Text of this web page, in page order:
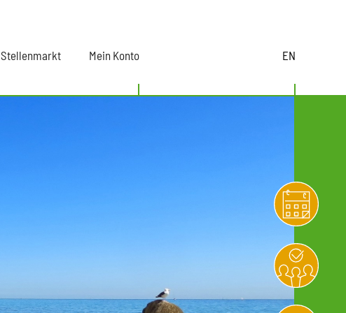
Stellenmarkt Mein Konto EN